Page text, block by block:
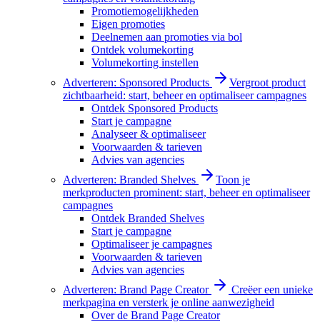
Promotiemogelijkheden
Eigen promoties
Deelnemen aan promoties via bol
Ontdek volumekorting
Volumekorting instellen
Adverteren: Sponsored Products
Vergroot product
zichtbaarheid: start, beheer en optimaliseer campagnes
Ontdek Sponsored Products
Start je campagne
Analyseer & optimaliseer
Voorwaarden & tarieven
Advies van agencies
Adverteren: Branded Shelves
Toon je
merkproducten prominent: start, beheer en optimaliseer
campagnes
Ontdek Branded Shelves
Start je campagne
Optimaliseer je campagnes
Voorwaarden & tarieven
Advies van agencies
Adverteren: Brand Page Creator
Creëer een unieke
merkpagina en versterk je online aanwezigheid
Over de Brand Page Creator